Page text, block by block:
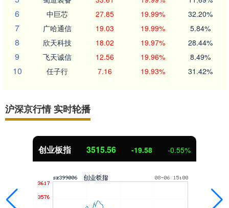
6 中巨芯 27.85 19.99% 32.20%
7 广哈通信 19.03 19.99% 5.84%
8 欣天科技 18.02 19.97% 28.44%
9 飞天诚信 12.56 19.96% 8.49%
10 任子行 7.16 19.93% 31.42%
沪深京行情 实时轮播
创业板指 3515.56 -19.58 -0.55%